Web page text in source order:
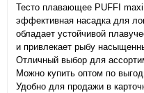
Тесто плавающее PUFFI
эффективная насадка для
обладает устойчивой
и привлекает рыбу
Отличный выбор для
Можно купить оптом по
Удобно для продажи в